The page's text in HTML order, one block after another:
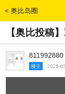
发话题
【奥比投稿
811992880
楼主 2025-
< 奥比岛圈